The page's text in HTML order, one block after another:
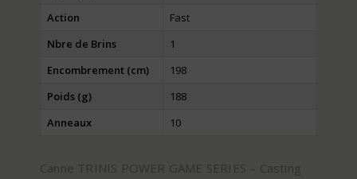
Action
Fast
Nbre de Brins
1
Encombrement (cm)
198
Poids (g)
188
Anneaux
10
Canne TRINIS POWER GAME SERIES – Casting